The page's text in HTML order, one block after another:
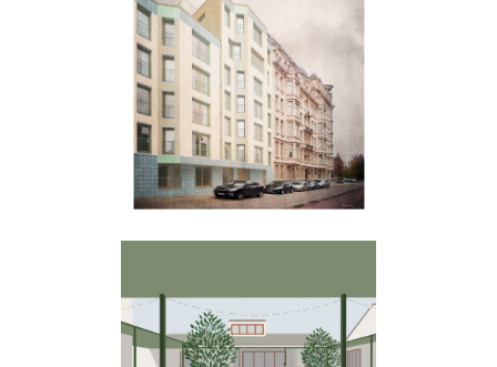
Oostenstraat